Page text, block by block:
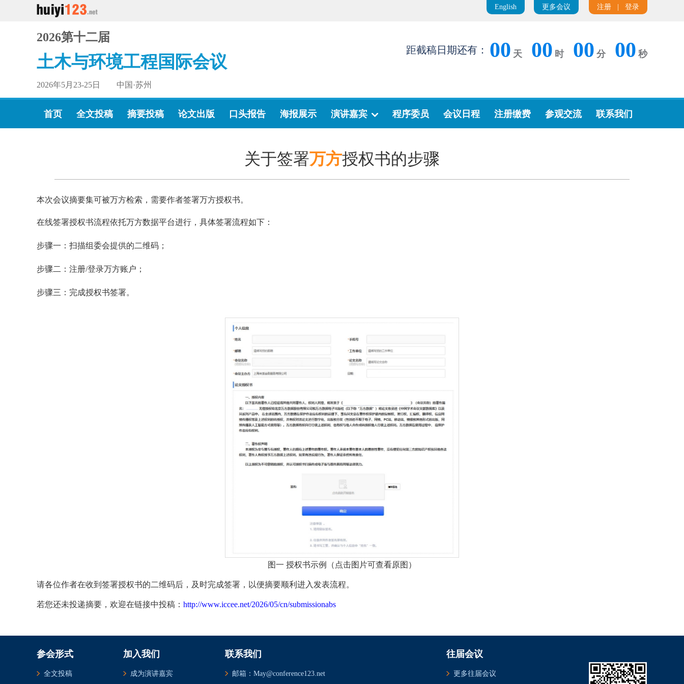
注册 登录
更多会议
English
2026第十二届
土木与环境工程国际会议
2026年5月23-25日 中国·苏州
距截稿日期还有： 00 天 00 时 00 分 00 秒
首页 全文投稿 摘要投稿 论文出版 口头报告 海报展示 演讲嘉宾 程序委员 会议日程 注册缴费 参观交流 联系我们
关于签署万方授权书的步骤
本次会议摘要集可被万方检索，需要作者签署万方授权书。
在线签署授权书流程依托万方数据平台进行，具体签署流程如下：
步骤一：扫描组委会提供的二维码；
步骤二：注册/登录万方账户；
步骤三：完成授权书签署。
图一 授权书示例（点击图片可查看原图）
请各位作者在收到签署授权书的二维码后，及时完成签署，以便摘要顺利进入发表流程。
若您还未投递摘要，欢迎在链接中投稿： http://www.iccee.net/2026/05/cn/submissionabs
参会形式
全文投稿
加入我们
成为演讲嘉宾
联系我们
邮箱：May@conference123.net
往届会议
更多往届会议